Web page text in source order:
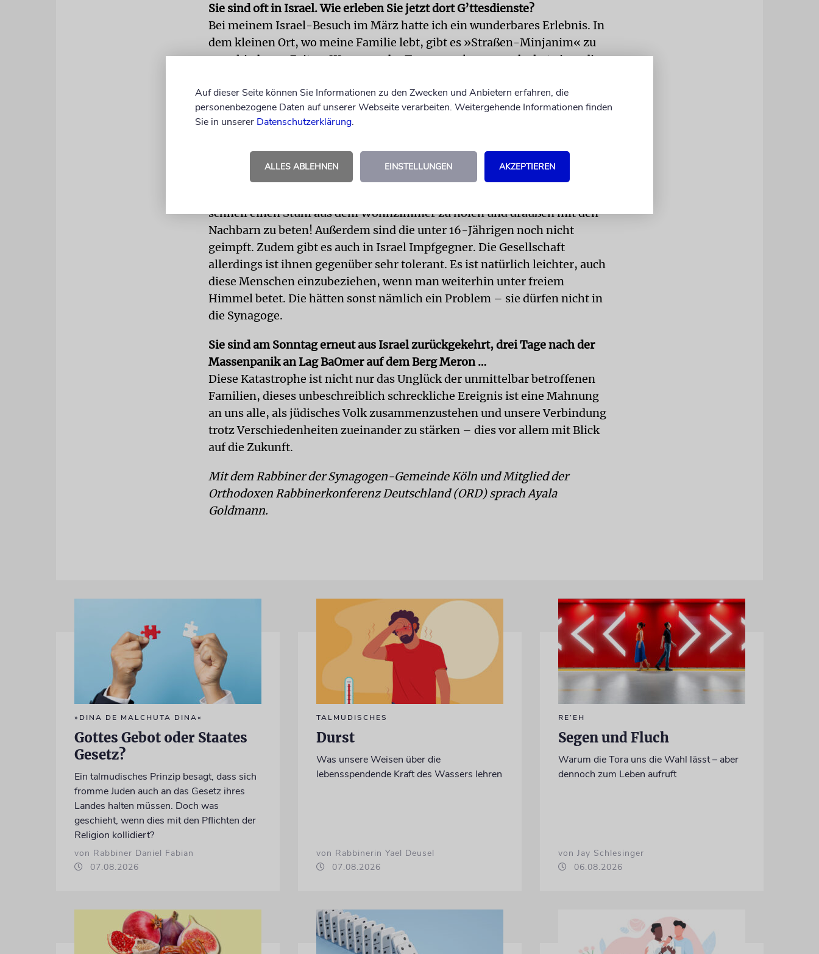
Sie sind oft in Israel. Wie erleben Sie jetzt dort G’ttesdienste?
Bei meinem Israel-Besuch im März hatte ich ein wunderbares Erlebnis. In
dem kleinen Ort, wo meine Familie lebt, gibt es »Straßen-Minjanim« zu
verschiedenen Zeiten. Wenn aus der Tora vorgelesen wurde, hat einer die
Maskenpflicht unter freiem Himmel stattgefunden – bei Regen wurde ein
Zelt aufgestellt. Die Leute haben sich daran gewöhnt, es haben sich
Gruppen gebildet. Und jetzt, wo sich, G’tt sei Dank, in Israel alles sehr
– wobei die Teilnehmerzahl immer noch beschränkt ist –, fällt es den
Leuten richtig schwer, auf das Gebet im Vorhof zu verzichten. Die
schnell einen Stuhl aus dem Wohnzimmer zu holen und draußen mit den
Nachbarn zu beten! Außerdem sind die unter 16-Jährigen noch nicht
geimpft. Zudem gibt es auch in Israel Impfgegner. Die Gesellschaft
allerdings ist ihnen gegenüber sehr tolerant. Es ist natürlich leichter, auch
diese Menschen einzubeziehen, wenn man weiterhin unter freiem
Himmel betet. Die hätten sonst nämlich ein Problem – sie dürfen nicht in
die Synagoge.
Sie sind am Sonntag erneut aus Israel zurückgekehrt, drei Tage nach der
Massenpanik an Lag BaOmer auf dem Berg Meron …
Diese Katastrophe ist nicht nur das Unglück der unmittelbar betroffenen
Familien, dieses unbeschreiblich schreckliche Ereignis ist eine Mahnung
an uns alle, als jüdisches Volk zusammenzustehen und unsere Verbindung
trotz Verschiedenheiten zueinander zu stärken – dies vor allem mit Blick
auf die Zukunft.
Mit dem Rabbiner der Synagogen-Gemeinde Köln und Mitglied der
Orthodoxen Rabbinerkonferenz Deutschland (ORD) sprach Ayala
Goldmann.
»DINA DE MALCHUTA DINA«
Gottes Gebot oder Staates
Gesetz?
Ein talmudisches Prinzip besagt, dass sich
fromme Juden auch an das Gesetz ihres
Landes halten müssen. Doch was
geschieht, wenn dies mit den Pflichten der
Religion kollidiert?
von Rabbiner Daniel Fabian
07.08.2026
TALMUDISCHES
Durst
Was unsere Weisen über die
lebensspendende Kraft des Wassers lehren
von Rabbinerin Yael Deusel
07.08.2026
RE’EH
Segen und Fluch
Warum die Tora uns die Wahl lässt – aber
dennoch zum Leben aufruft
von Jay Schlesinger
06.08.2026
Auf dieser Seite können Sie Informationen zu den Zwecken und Anbietern erfahren, die
personenbezogene Daten auf unserer Webseite verarbeiten. Weitergehende Informationen finden
Sie in unserer Datenschutzerklärung.
ALLES ABLEHNEN EINSTELLUNGEN AKZEPTIEREN